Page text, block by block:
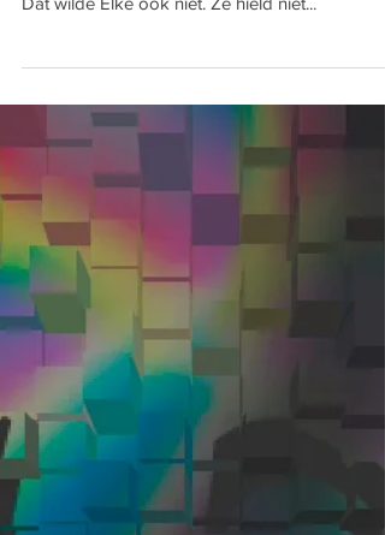
Elke hield niet van feesten. Ze waren haar
Dat wilde Elke ook niet. Ze hield niet...